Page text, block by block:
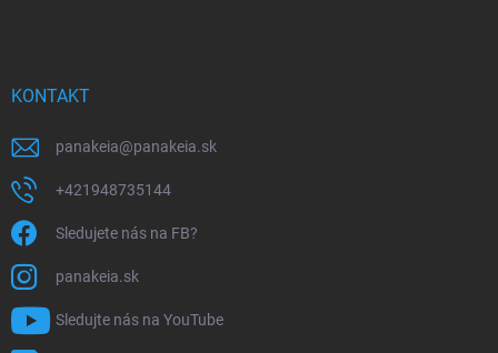
KONTAKT
panakeia@panakeia.sk
+421948735144
Sledujete nás na FB?
panakeia.sk
Sledujte nás na YouTube